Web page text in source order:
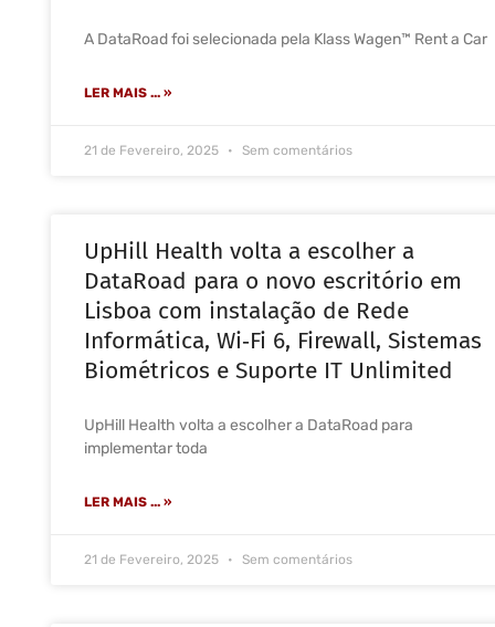
A DataRoad foi selecionada pela Klass Wagen™ Rent a Car
LER MAIS ... »
21 de Fevereiro, 2025 Sem comentários
UpHill Health volta a escolher a
DataRoad para o novo escritório em
Lisboa com instalação de Rede
Informática, Wi‑Fi 6, Firewall, Sistemas
Biométricos e Suporte IT Unlimited
UpHill Health volta a escolher a DataRoad para
implementar toda
LER MAIS ... »
21 de Fevereiro, 2025 Sem comentários